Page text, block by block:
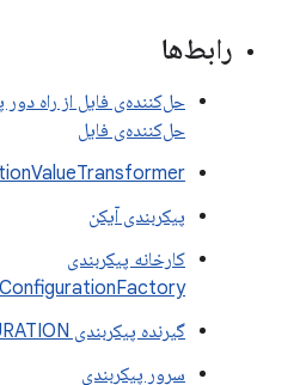
رابط‌ها
حل‌کننده‌ی فایل از راه دور
حل‌کننده‌ی فایل
پیکربندی آیکن
کارخانه پیکربندی
گیرنده پیکربندی ICONFIGURATION
سرور پیکربندی